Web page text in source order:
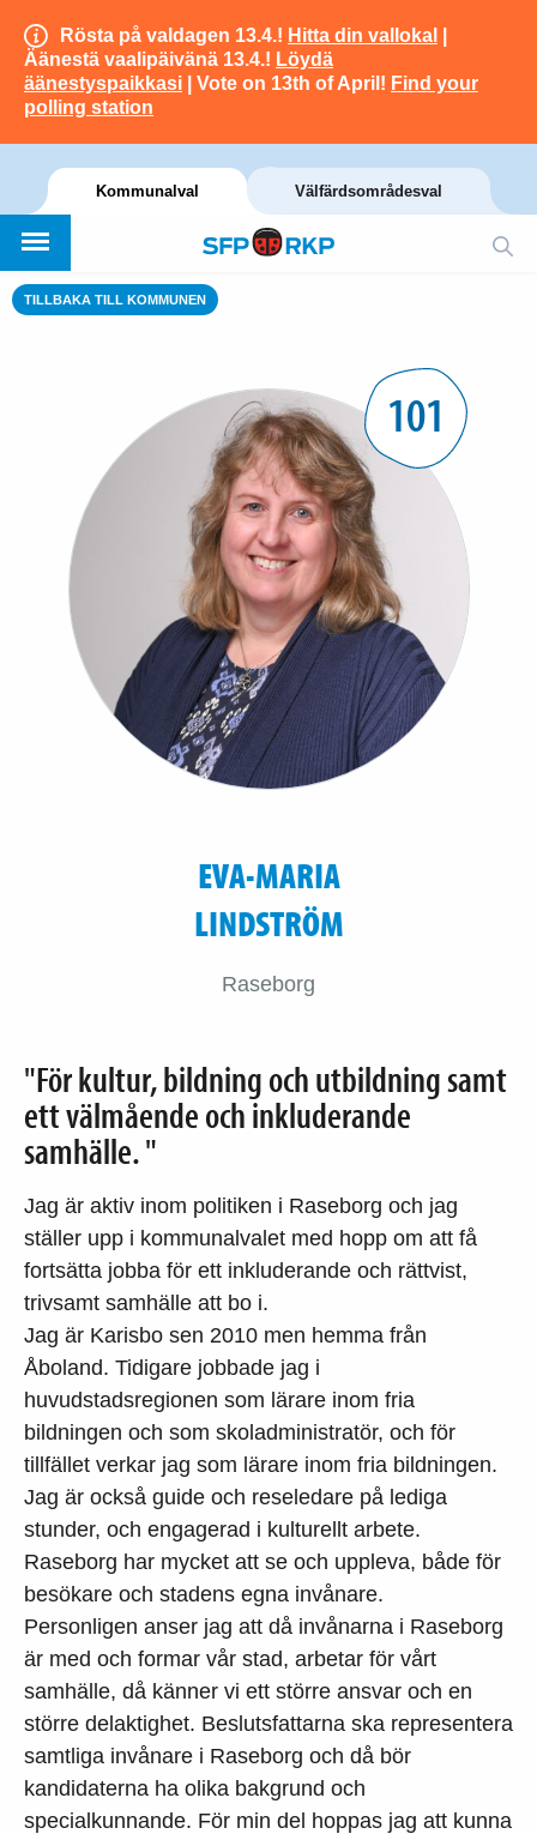
Rösta på valdagen 13.4.! Hitta din vallokal
Äänestä vaalipäivänä 13.4.! Löydä
äänestyspaikkasi | Vote on 13th of April! Find your
polling station
Kommunalval Välfärdsområdesval
TILLBAKA TILL KOMMUNEN
101
EVA-MARIA
LINDSTRÖM
Raseborg
"För kultur, bildning och utbildning samt
ett välmående och inkluderande
samhälle. "
Jag är aktiv inom politiken i Raseborg och jag
ställer upp i kommunalvalet med hopp om att få
fortsätta jobba för ett inkluderande och rättvist,
trivsamt samhälle att bo i.
Jag är Karisbo sen 2010 men hemma från
Åboland. Tidigare jobbade jag i
huvudstadsregionen som lärare inom fria
bildningen och som skoladministratör, och för
tillfället verkar jag som lärare inom fria bildningen.
Jag är också guide och reseledare på lediga
stunder, och engagerad i kulturellt arbete.
Raseborg har mycket att se och uppleva, både för
besökare och stadens egna invånare.
Personligen anser jag att då invånarna i Raseborg
är med och formar vår stad, arbetar för vårt
samhälle, då känner vi ett större ansvar och en
större delaktighet. Beslutsfattarna ska representera
samtliga invånare i Raseborg och då bör
kandidaterna ha olika bakgrund och
specialkunnande. För min del hoppas jag att kunna